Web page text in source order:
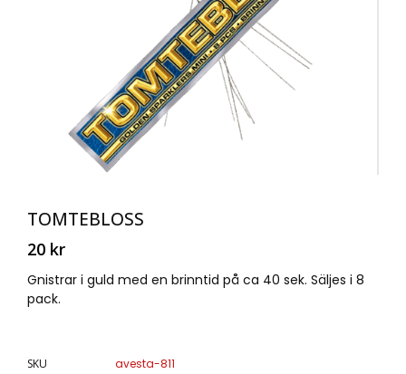
TOMTEBLOSS
20 kr
Gnistrar i guld med en brinntid på ca 40 sek. Säljes i 8
pack.
SKU
avesta-811